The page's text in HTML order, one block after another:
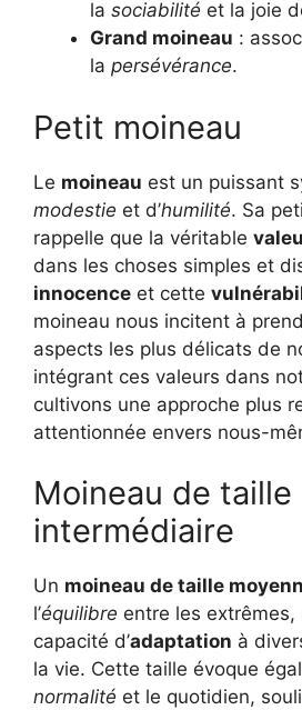
la sociabilité et la joie
Grand moineau :
la persévérance.
Petit moineau
Le moineau est un puissant
modestie et d’humilité. Sa
rappelle que la véritable
dans les choses simples et
innocence et cette
moineau nous incitent à
aspects les plus délicats de
intégrant ces valeurs dans
cultivons une approche plus
attentionnée envers nous-
Moineau de taille
intermédiaire
Un moineau de taille
l’équilibre entre les
capacité d’adaptation à
la vie. Cette taille évoque
normalité et le quotidien,